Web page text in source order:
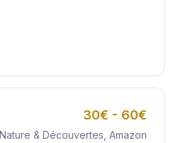
30€ - 60€
Nature & Découvertes, Amazon